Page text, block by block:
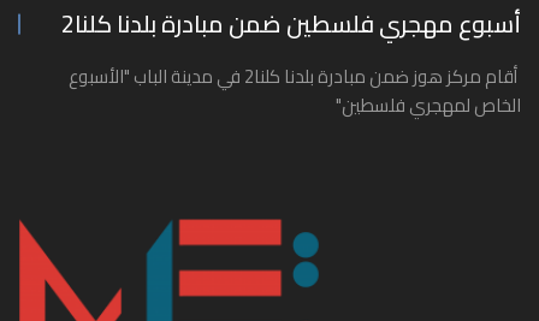
أسبوع مهجري فلسطين ضمن مبادرة بلدنا كلنا2
أقام مركز هوز ضمن مبادرة بلدنا كلنا2 في مدينة الباب "الأسبوع
الخاص لمهجري فلسطين"